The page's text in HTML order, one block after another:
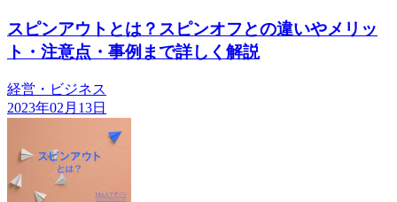
スピンアウトとは？スピンオフとの違いやメリッ
ト・注意点・事例まで詳しく解説
経営・ビジネス
2023年02月13日